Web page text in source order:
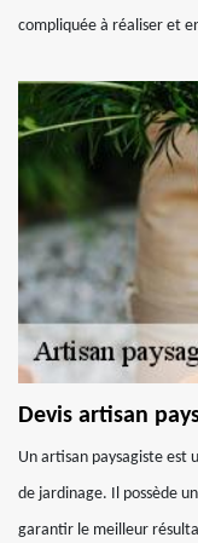
compliquée à réaliser et
Devis artisan
Un artisan paysagiste est
de jardinage. Il possède
garantir le meilleur